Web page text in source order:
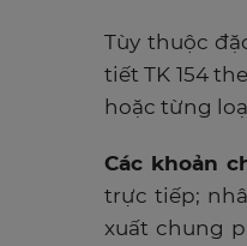
Tùy thuộc
tiết TK 154
hoặc từng
Các khoản
trực tiếp;
xuất chung